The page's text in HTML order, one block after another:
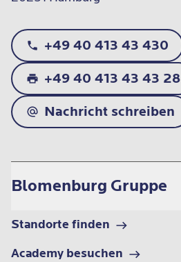
+49 40 413 43 430
+49 40 413 43 43 28
Nachricht schreiben
Blomenburg Gruppe
Standorte finden
Academy besuchen